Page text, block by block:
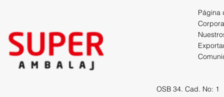
Página
OSB 34. Cad. No: 1